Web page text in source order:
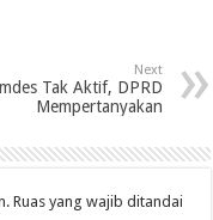
Next
Tak Aktif, DPRD
Mempertanyakan
Ruas yang wajib ditandai